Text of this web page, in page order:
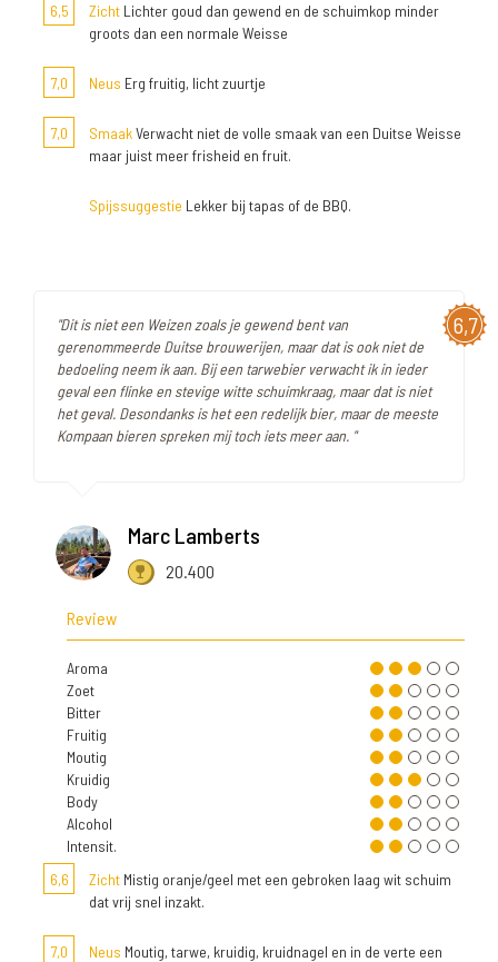
6,5 Zicht Lichter goud dan gewend en de schuimkop minder
groots dan een normale Weisse
7,0 Neus Erg fruitig, licht zuurtje
7,0 SmaakVerwacht niet de volle smaak van een Duitse Weisse
maar juist meer frisheid en fruit.
Spijssuggestie Lekker bij tapas of de BBQ.
6,7
"Dit is niet een Weizen zoals je gewend bent van
gerenommeerde Duitse brouwerijen, maar dat is ook niet de
bedoeling neem ik aan. Bij een tarwebier verwacht ik in ieder
geval een flinke en stevige witte schuimkraag, maar dat is niet
het geval. Desondanks is het een redelijk bier, maar de meeste
Kompaan bieren spreken mij toch iets meer aan. "
Marc Lamberts
20.400
Review
Aroma
Zoet
Bitter
Fruitig
Moutig
Kruidig
Body
Alcohol
Intensit.
6,6
Zicht Mistig oranje/geel met een gebroken laag wit schuim
dat vrij snel inzakt.
7,0 Neus Moutig, tarwe, kruidig, kruidnagel en in de verte een